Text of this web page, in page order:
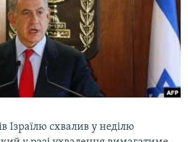
КРИМУ
Ізраїлю схвалив у неділю